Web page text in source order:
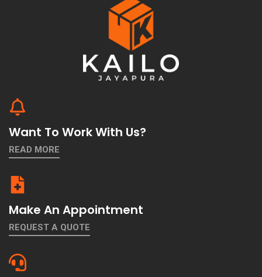
Want To Work With Us?
READ MORE
Make An Appointment
REQUEST A QUOTE